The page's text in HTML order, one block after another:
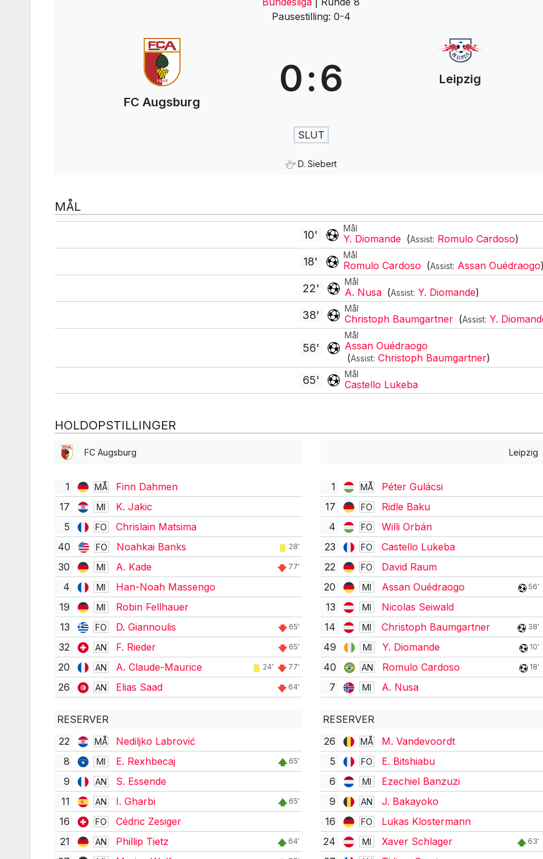
Pausestilling: 0-4
FC Augsburg
0:6 Leipzig
SLUT
D. Siebert
MÅL
10' Mål
Y. Diomande (Assist: Romulo Cardoso)
18' Mål
Romulo Cardoso (Assist: Assan Ouédraogo)
22' Mål
A. Nusa (Assist: Y. Diomande)
38' Mål
Christoph Baumgartner (Assist: Y.
56'
Mål
Assan Ouédraogo
(Assist: Christoph Baumgartner)
65' Mål
Castello Lukeba
HOLDOPSTILLINGER
FC Augsburg
1 MÅ
Finn Dahmen
17
MI
K. Jakic
5
FO
Chrislain Matsima
40
FO Noahkai Banks 28'
30 MI A. Kade 77'
4 MI
Han-Noah Massengo
19
MI
Robin Fellhauer
13
FO D. Giannoulis 65'
32 AN F. Rieder 65'
20 AN A. Claude-Maurice 24' 77'
26 AN Elias Saad 64'
RESERVER
22
MÅ
Nediljko Labrović
8
MI E. Rexhbecaj 65'
9 AN
S. Essende
11
AN I. Gharbi 65'
16 FO
Cédric Zesiger
21
AN Phillip Tietz 64'
Leipzig
1 MÅ
Péter Gulácsi
17
FO
Ridle Baku
4
FO Willi Orbán
23 FO Castello Lukeba
22 FO
David Raum
20
MI Assan Ouédraogo 56'
13 MI
Nicolas Seiwald
14
MI Christoph Baumgartner 38'
49 MI Y. Diomande 10'
40 AN Romulo Cardoso 18'
7 MI A. Nusa
RESERVER
26
MÅ
M. Vandevoordt
5
FO E. Bitshiabu
6 MI
Ezechiel Banzuzi
9
AN
J. Bakayoko
16
FO
Lukas Klostermann
24
MI Xaver Schlager 63'